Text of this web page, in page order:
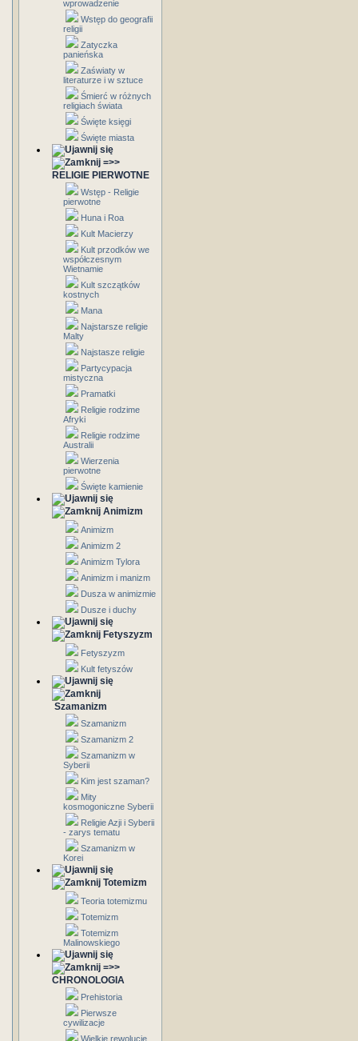
wprowadzenie
Wstęp do geografii
religii
Zatyczka
panieńska
Zaświaty w
literaturze i w sztuce
Śmierć w różnych
religiach świata
Święte księgi
Święte miasta
=>>
RELIGIE PIERWOTNE
Wstęp - Religie
pierwotne
Huna i Roa
Kult Macierzy
Kult przodków we
współczesnym
Wietnamie
Kult szczątków
kostnych
Mana
Najstarsze religie
Malty
Najstasze religie
Partycypacja
mistyczna
Pramatki
Religie rodzime
Afryki
Religie rodzime
Australii
Wierzenia
pierwotne
Święte kamienie
Animizm
Animizm
Animizm 2
Animizm Tylora
Animizm i manizm
Dusza w animizmie
Dusze i duchy
Fetyszyzm
Fetyszyzm
Kult fetyszów
Szamanizm
Szamanizm
Szamanizm 2
Szamanizm w
Syberii
Kim jest szaman?
Mity
kosmogoniczne Syberii
Religie Azji i Syberii
- zarys tematu
Szamanizm w
Korei
Totemizm
Teoria totemizmu
Totemizm
Totemizm
Malinowskiego
=>>
CHRONOLOGIA
Prehistoria
Pierwsze
cywilizacje
Wielkie rewolucje